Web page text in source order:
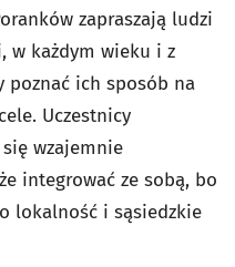
zapraszają ludzi
w każdym wieku i z
poznać ich sposób na
Uczestnicy
wzajemnie
integrować ze sobą, bo
lokalność i sąsiedzkie